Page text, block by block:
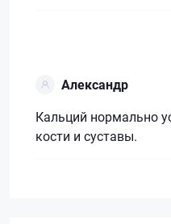
Александр
Кальций нормально
кости и суставы.